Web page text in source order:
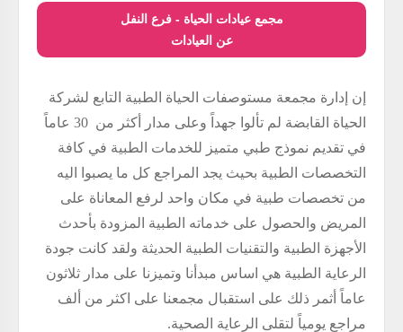
مجمع عيادات الحياة - فرع النفل
عن العيادات
إن إدارة مجمعة مستوصفات الحياة الطبية التابع لشركة
الحياة القابضة لم تألوا جهداً وعلى مدار أكثر من 30 عاماً
في تقديم نموذج طبي متميز للخدمات الطبية في كافة
التخصصات الطبية بحيث يجد المراجع كل ما يصبوا اليه
من تخصصات طبية في مكان واحد لرفع المعاناة على
المريض والحصول على خدماته الطبية المزودة بأحدث
الأجهزة الطبية والتقنيات الطبية الحديثة ولقد كانت جودة
الرعاية الطبية هي اساس مبدأنا وتميزنا على مدار ثلاثون
عاماً أثمر ذلك على استقبال مجمعنا على اكثر من ألف
مراجع يومياً لتقلى الرعاية الصحية.